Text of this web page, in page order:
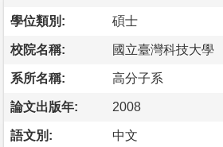
學位類別: 碩士
校院名稱: 國立臺灣科技大學
系所名稱: 高分子系
論文出版年: 2008
語文別: 中文